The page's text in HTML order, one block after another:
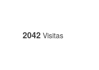
2042 Visitas